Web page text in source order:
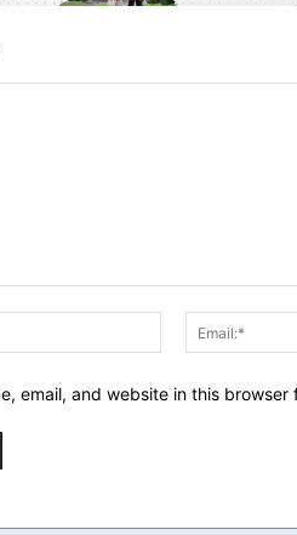
Name:*
email, and website in this